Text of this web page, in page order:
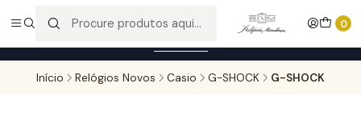
0
Entregas gratuitas para compras superiores a 100,00€ - Todas as
encomendas serão sujeitas a confirmação de stock.
Início Relógios Novos Casio G-SHOCK G-SHOCK